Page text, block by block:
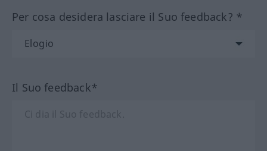
Per cosa desidera lasciare il Suo feedback? *
Il Suo feedback*